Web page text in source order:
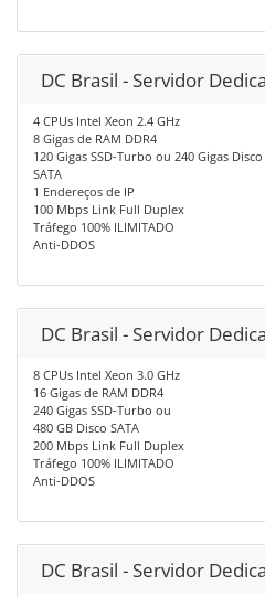
DC Brasil - Servidor
4 CPUs Intel Xeon 2.4 GHz
8 Gigas de RAM DDR4
120 Gigas SSD-Turbo ou 240 Gigas Disco
SATA
1 Endereços de IP
100 Mbps Link Full Duplex
Tráfego 100% ILIMITADO
Anti-DDOS
DC Brasil - Servidor
8 CPUs Intel Xeon 3.0 GHz
16 Gigas de RAM DDR4
240 Gigas SSD-Turbo ou
480 GB Disco SATA
200 Mbps Link Full Duplex
Tráfego 100% ILIMITADO
Anti-DDOS
DC Brasil - Servidor